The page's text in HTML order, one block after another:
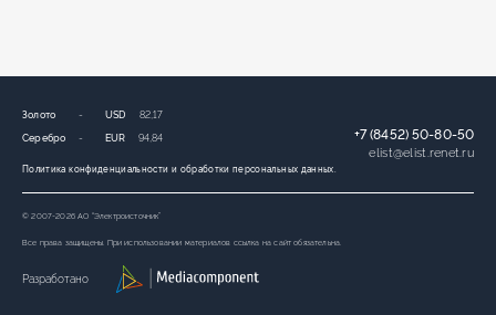
Политика конфиденциальности и обработки персональных данных.
Золото -
Серебро -
USD 82,17
EUR 94,84 +7 (8452) 50-80-50
elist@elist.renet.ru
© 2007-2026 АО “Электроисточник”
Все права защищены. При использовании материалов ссылка на сайт обязательна.
Разработано